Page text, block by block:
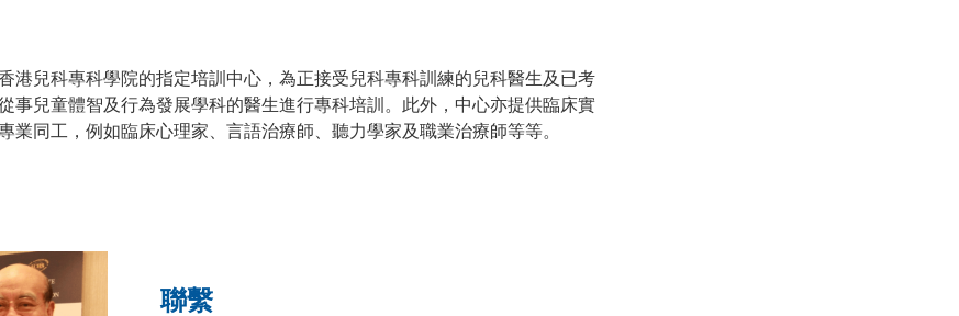
港兒科專科學院的指定培訓中心，為正接受兒科專科訓練的兒科醫生及已考
事兒童體智及行為發展學科的醫生進行專科培訓。此外，中心亦提供臨床實
業同工，例如臨床心理家、言語治療師、聽力學家及職業治療師等等。
聯繫